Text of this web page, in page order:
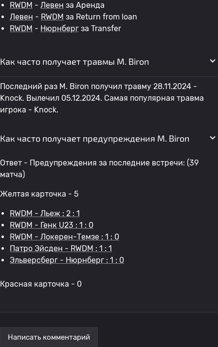
RWDM - Левен за Аренда
Левен - RWDM за Return from loan
RWDM - Нюрнберг за Transfer
Как часто получает травмы M. Biron
Последний раз M. Biron получил травму 28.11.2024 -
Knock. Вылечил 05.12.2024. Самая популярная травма
игрока - Knock.
Как часто получает предупреждения M. Biron
Ответ - Предупреждения за последние встречи: (39
матча)
Желтая карточка - 5
RWDM - Льеж : 2 : 1
RWDM - Генк U23 : 1 : 0
RWDM - Локерен-Темзе : 1 : 0
Патро Эйсден - RWDM : 1 : 1
Эльверсберг - Нюрнберг : 1 : 0
Красная карточка - 0
Написать комментарий